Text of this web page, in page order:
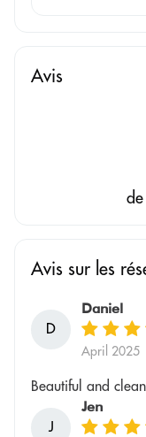
Avis
Avis sur les
D
Daniel
April 2025
Beautiful and
J
Jen